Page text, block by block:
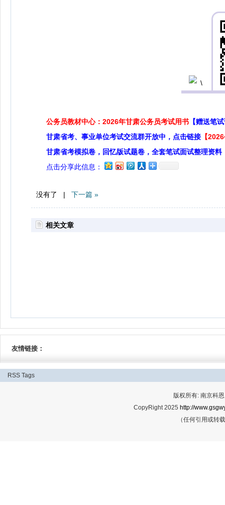
公务员教材中心：2026年甘肃公务员考试用书 【赠送笔
甘肃省考、事业单位考试交流群开放中，点击链接 【
甘肃省考模拟卷，回忆版试题卷，全套笔试面试整理资料
点击分享此信息：
没有了 | 下一篇 »
相关文章
友情链接：
RSS Tags
版权所有: 南京科
CopyRight 2025 http://
（任何引用或转